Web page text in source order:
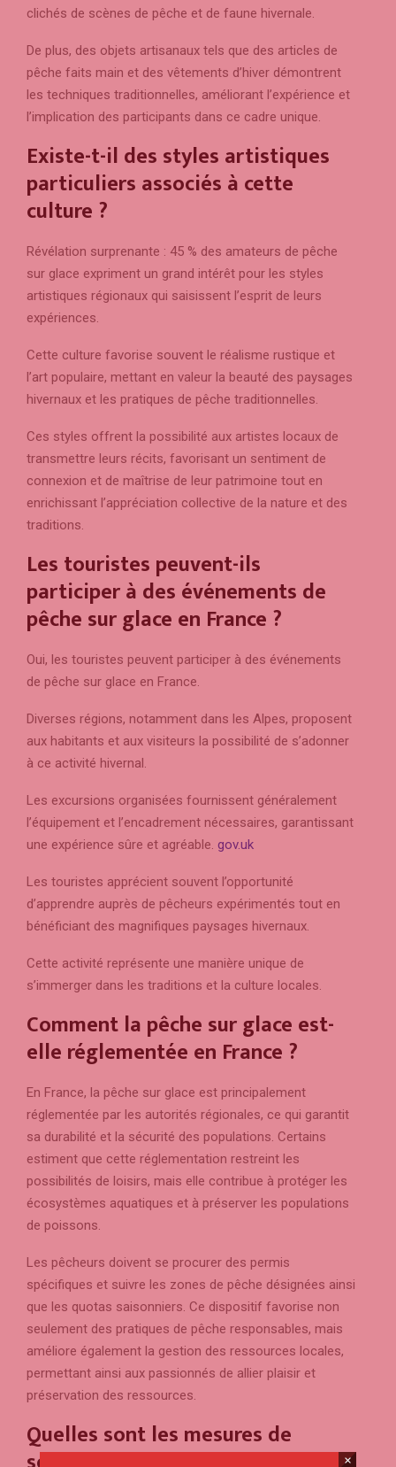
clichés de scènes de pêche et de faune hivernale.
De plus, des objets artisanaux tels que des articles de
pêche faits main et des vêtements d’hiver démontrent
les techniques traditionnelles, améliorant l’expérience et
l’implication des participants dans ce cadre unique.
Existe-t-il des styles artistiques
particuliers associés à cette
culture ?
Révélation surprenante : 45 % des amateurs de pêche
sur glace expriment un grand intérêt pour les styles
artistiques régionaux qui saisissent l’esprit de leurs
expériences.
Cette culture favorise souvent le réalisme rustique et
l’art populaire, mettant en valeur la beauté des paysages
hivernaux et les pratiques de pêche traditionnelles.
Ces styles offrent la possibilité aux artistes locaux de
transmettre leurs récits, favorisant un sentiment de
connexion et de maîtrise de leur patrimoine tout en
enrichissant l’appréciation collective de la nature et des
traditions.
Les touristes peuvent-ils
participer à des événements de
pêche sur glace en France ?
Oui, les touristes peuvent participer à des événements
de pêche sur glace en France.
Diverses régions, notamment dans les Alpes, proposent
aux habitants et aux visiteurs la possibilité de s’adonner
à ce activité hivernal.
Les excursions organisées fournissent généralement
l’équipement et l’encadrement nécessaires, garantissant
une expérience sûre et agréable. gov.uk
Les touristes apprécient souvent l’opportunité
d’apprendre auprès de pêcheurs expérimentés tout en
bénéficiant des magnifiques paysages hivernaux.
Cette activité représente une manière unique de
s’immerger dans les traditions et la culture locales.
Comment la pêche sur glace est-
elle réglementée en France ?
En France, la pêche sur glace est principalement
réglementée par les autorités régionales, ce qui garantit
sa durabilité et la sécurité des populations. Certains
estiment que cette réglementation restreint les
possibilités de loisirs, mais elle contribue à protéger les
écosystèmes aquatiques et à préserver les populations
de poissons.
Les pêcheurs doivent se procurer des permis
spécifiques et suivre les zones de pêche désignées ainsi
que les quotas saisonniers. Ce dispositif favorise non
seulement des pratiques de pêche responsables, mais
améliore également la gestion des ressources locales,
permettant ainsi aux passionnés de allier plaisir et
préservation des ressources.
Quelles sont les mesures de
×